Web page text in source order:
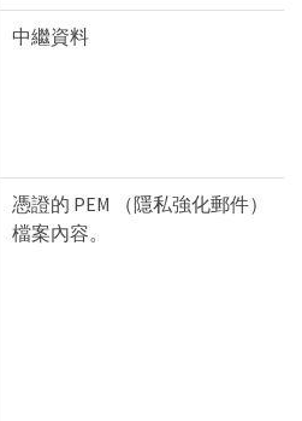
中繼資料
憑證的 PEM （隱私強化郵件）
檔案內容。